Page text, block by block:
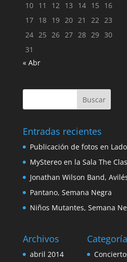
10 11 12 13 14 15
16
17 18 19 20 21 22 23
24 25 26 27 28 29 30
31
« Abr
Entradas recientes
Publicación de fotos en
MyStereo en la Sala The
Jonathan Wilson Band,
Pantano, Semana Negra
Niños Mutantes, Semana
Archivos
abril 2014